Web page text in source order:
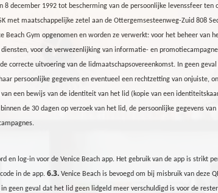
december 1992 tot bescherming van de persoonlijke levenssfeer ten
met maatschappelijke zetel aan de Ottergemsesteenweg-Zuid 808
Beach Gym opgenomen en worden ze verwerkt: voor het beheer van
voor de verwezenlijking van informatie- en
correcte uitvoering van de lidmaatschapsovereenkomst. In geen
persoonlijke gegevens en eventueel een rechtzetting van onjuiste,
een bewijs van de identiteit van het lid (kopie van een
de 30 dagen op verzoek van het lid, de persoonlijke gegevens
en log-in voor de Venice Beach app. Het gebruik van de app is strikt
in de app. 6.3. Venice Beach is bevoegd om bij misbruik van deze
geen geval dat het lid geen lidgeld meer verschuldigd is voor de